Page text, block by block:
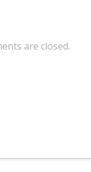
are closed.